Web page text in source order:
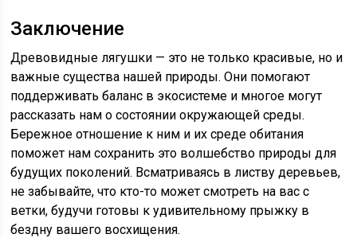
Заключение
Древовидные лягушки — это не только красивые, но и
важные существа нашей природы. Они помогают
поддерживать баланс в экосистеме и многое могут
рассказать нам о состоянии окружающей среды.
Бережное отношение к ним и их среде обитания
поможет нам сохранить это волшебство природы для
будущих поколений. Всматриваясь в листву деревьев,
не забывайте, что кто-то может смотреть на вас с
ветки, будучи готовы к удивительному прыжку в
бездну вашего восхищения.